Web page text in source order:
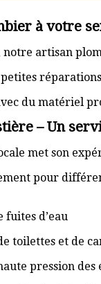
à votre
artisan
du matériel
– Un
met son
pour
fuites d’eau
toilettes et de
pression des